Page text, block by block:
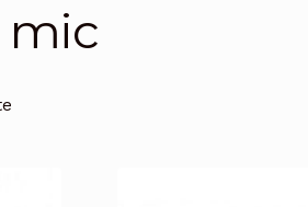
mic